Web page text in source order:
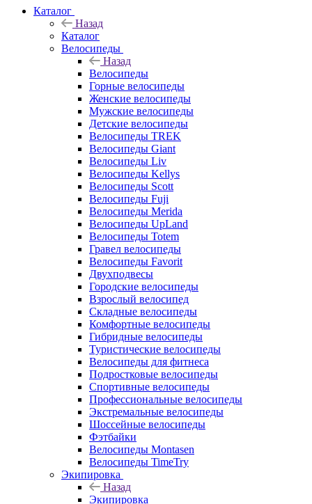
Каталог
Назад
Каталог
Велосипеды
Назад
Велосипеды
Горные велосипеды
Женские велосипеды
Мужские велосипеды
Детские велосипеды
Велосипеды TREK
Велосипеды Giant
Велосипеды Liv
Велосипеды Kellys
Велосипеды Scott
Велосипеды Fuji
Велосипеды Merida
Велосипеды UpLand
Велосипеды Totem
Гравел велосипеды
Велосипеды Favorit
Двухподвесы
Городские велосипеды
Взрослый велосипед
Складные велосипеды
Комфортные велосипеды
Гибридные велосипеды
Туристические велосипеды
Велосипеды для фитнеса
Подростковые велосипеды
Спортивные велосипеды
Профессиональные велосипеды
Экстремальные велосипеды
Шоссейные велосипеды
Фэтбайки
Велосипеды Montasen
Велосипеды TimeTry
Экипировка
Назад
Экипировка